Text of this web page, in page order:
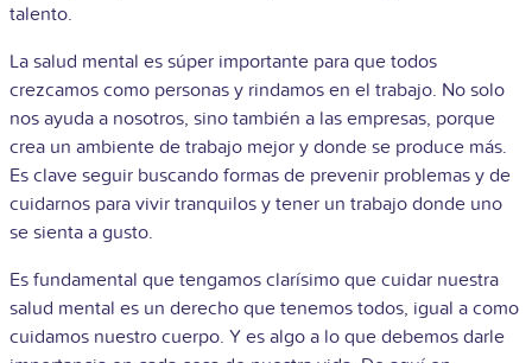
talento.
La salud mental es súper importante para que todos
crezcamos como personas y rindamos en el trabajo. No solo
nos ayuda a nosotros, sino también a las empresas, porque
crea un ambiente de trabajo mejor y donde se produce más.
Es clave seguir buscando formas de prevenir problemas y de
cuidarnos para vivir tranquilos y tener un trabajo donde uno
se sienta a gusto.
Es fundamental que tengamos clarísimo que cuidar nuestra
salud mental es un derecho que tenemos todos, igual a como
cuidamos nuestro cuerpo. Y es algo a lo que debemos darle